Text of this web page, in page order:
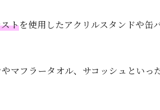
トを使用したアクリルスタンドや缶
マフラータオル、サコッシュといっ